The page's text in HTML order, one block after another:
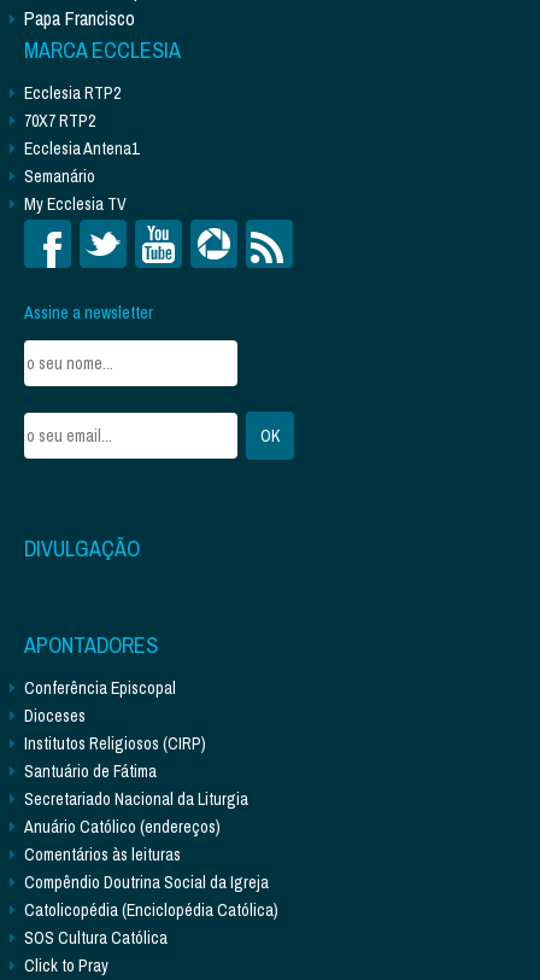
Papa Francisco
MARCA ECCLESIA
Ecclesia RTP2
70X7 RTP2
Ecclesia Antena1
Semanário
My Ecclesia TV
Assine a newsletter
DIVULGAÇÃO
APONTADORES
Conferência Episcopal
Dioceses
Institutos Religiosos (CIRP)
Santuário de Fátima
Secretariado Nacional da Liturgia
Anuário Católico (endereços)
Comentários às leituras
Compêndio Doutrina Social da Igreja
Catolicopédia (Enciclopédia Católica)
SOS Cultura Católica
Click to Pray